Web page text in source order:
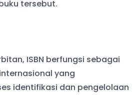
tersebut.
ISBN berfungsi sebagai
yang
identifikasi dan pengelolaan